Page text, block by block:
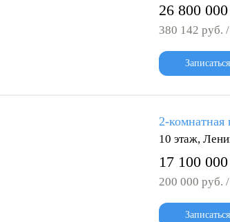
26 800
380 142 руб.
2-комнатная
10 этаж,
17 100
200 000 руб.